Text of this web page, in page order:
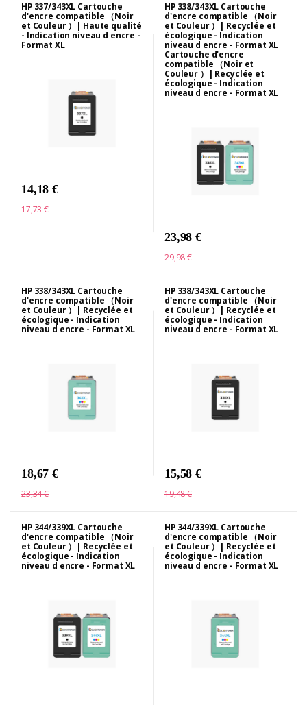
HP 337/343XL Cartouche
d'encre compatible （Noir
et Couleur ）| Haute qualité
- Indication niveau d encre -
Format XL
14,18 €
17,73 €
HP 338/343XL Cartouche
d'encre compatible （Noir
et Couleur ）| Recyclée et
écologique - Indication
niveau d encre - Format XL
Cartouche d'encre
compatible （Noir et
Couleur ）| Recyclée et
écologique - Indication
niveau d encre - Format XL
23,98 €
29,98 €
HP 338/343XL Cartouche
d'encre compatible （Noir
et Couleur ）| Recyclée et
écologique - Indication
niveau d encre - Format XL
18,67 €
23,34 €
HP 338/343XL Cartouche
d'encre compatible （Noir
et Couleur ）| Recyclée et
écologique - Indication
niveau d encre - Format XL
15,58 €
19,48 €
HP 344/339XL Cartouche
d'encre compatible （Noir
et Couleur ）| Recyclée et
écologique - Indication
niveau d encre - Format XL
HP 344/339XL Cartouche
d'encre compatible （Noir
et Couleur ）| Recyclée et
écologique - Indication
niveau d encre - Format XL